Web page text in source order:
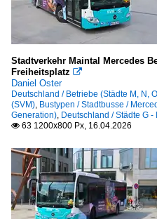
Stadtverkehr Maintal Mercedes
Freiheitsplatz 
Daniel Oster
Deutschland / Betriebe (Städte M, N,
(SVM), Bustypen / Stadtbusse /
Generation), Deutschland / Städte G -
 63 1200x800 Px, 16.04.2026